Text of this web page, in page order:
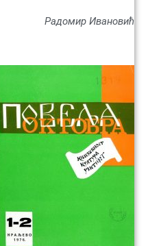
Радомир Ивановић